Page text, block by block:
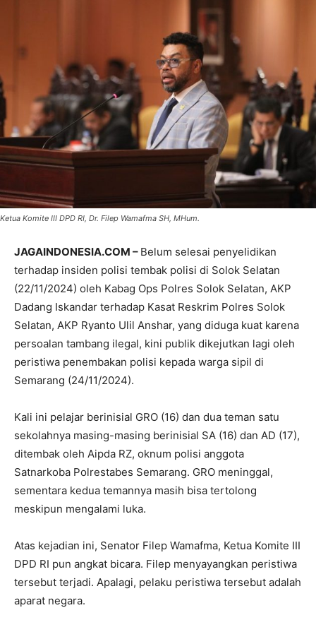
Ketua Komite III DPD RI, Dr. Filep Wamafma SH, MHum.
JAGAINDONESIA.COM – Belum selesai penyelidikan
terhadap insiden polisi tembak polisi di Solok Selatan
(22/11/2024) oleh Kabag Ops Polres Solok Selatan, AKP
Dadang Iskandar terhadap Kasat Reskrim Polres Solok
Selatan, AKP Ryanto Ulil Anshar, yang diduga kuat karena
persoalan tambang ilegal, kini publik dikejutkan lagi oleh
peristiwa penembakan polisi kepada warga sipil di
Semarang (24/11/2024).
Kali ini pelajar berinisial GRO (16) dan dua teman satu
sekolahnya masing-masing berinisial SA (16) dan AD (17),
ditembak oleh Aipda RZ, oknum polisi anggota
Satnarkoba Polrestabes Semarang. GRO meninggal,
sementara kedua temannya masih bisa tertolong
meskipun mengalami luka.
Atas kejadian ini, Senator Filep Wamafma, Ketua Komite III
DPD RI pun angkat bicara. Filep menyayangkan peristiwa
tersebut terjadi. Apalagi, pelaku peristiwa tersebut adalah
aparat negara.